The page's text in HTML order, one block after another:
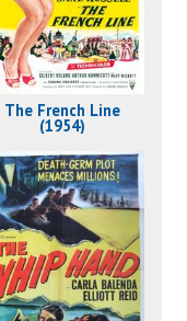
The French Line
(1954)